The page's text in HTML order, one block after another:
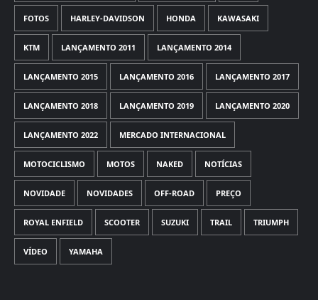
FOTOS HARLEY-DAVIDSON HONDA KAWASAKI
KTM LANÇAMENTO 2011 LANÇAMENTO 2014
LANÇAMENTO 2015 LANÇAMENTO 2016 LANÇAMENTO 2017
LANÇAMENTO 2018 LANÇAMENTO 2019 LANÇAMENTO 2020
LANÇAMENTO 2022 MERCADO INTERNACIONAL
MOTOCICLISMO MOTOS NAKED NOTÍCIAS
NOVIDADE NOVIDADES OFF-ROAD PREÇO
ROYAL ENFIELD SCOOTER SUZUKI TRAIL TRIUMPH
VÍDEO YAMAHA